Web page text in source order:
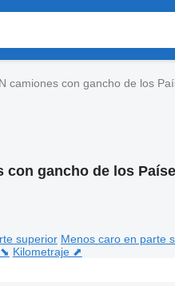
camiones con gancho de los
con gancho de los
superior Menos caro en parte
Kilometraje ⬈